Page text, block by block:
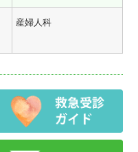
産婦人科